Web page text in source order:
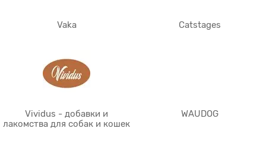
Vaka Catstages
Vividus - добавки и
лакомства для собак и кошек
WAUDOG